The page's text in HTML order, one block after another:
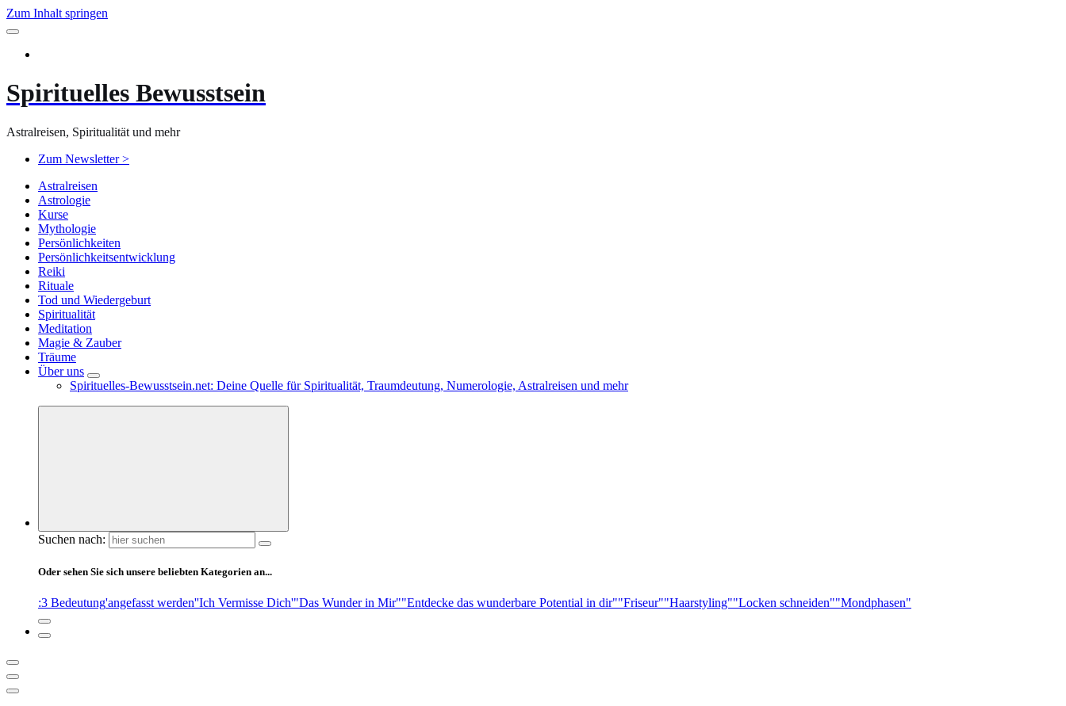
Zum Inhalt springen
Spirituelles Bewusstsein
Astralreisen, Spiritualität und mehr
Zum Newsletter >
Astralreisen
Astrologie
Kurse
Mythologie
Persönlichkeiten
Persönlichkeitsentwicklung
Reiki
Rituale
Tod und Wiedergeburt
Spiritualität
Meditation
Magie & Zauber
Träume
Über uns
Spirituelles-Bewusstsein.net: Deine Quelle für Spiritualität, Traumdeutung, Numerologie, Astralreisen und mehr
Suchen nach:
Oder sehen Sie sich unsere beliebten Kategorien an...
:3 Bedeutung'angefasst werden''Ich Vermisse Dich'"Das Wunder in Mir""Entdecke das wunderbare Potential in dir""Friseur""Haarstyling""Locken schneiden""Mondphasen"